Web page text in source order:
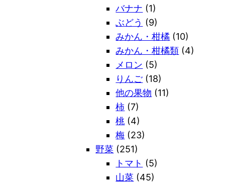
バナナ (1)
ぶどう (9)
みかん・柑橘 (10)
みかん・柑橘類 (4)
メロン (5)
りんご (18)
他の果物 (11)
柿 (7)
桃 (4)
梅 (23)
野菜 (251)
トマト (5)
山菜 (45)